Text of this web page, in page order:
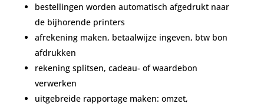
bestellingen worden automatisch afgedrukt naar
de bijhorende printers
afrekening maken, betaalwijze ingeven, btw bon
afdrukken
rekening splitsen, cadeau- of waardebon
verwerken
uitgebreide rapportage maken: omzet,